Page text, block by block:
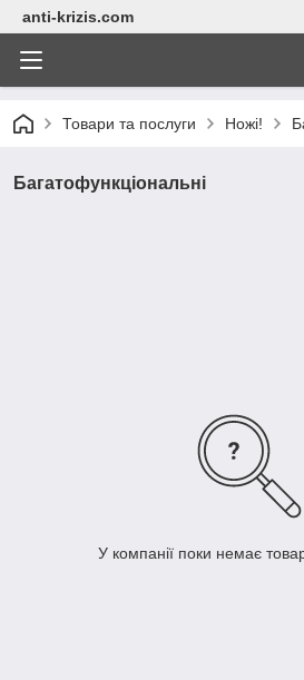
anti-krizis.com
Товари та послуги Ножі!
Багатофункціональні
У компанії поки немає